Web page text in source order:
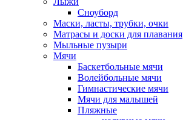
Сноуборд
Маски, ласты, трубки, очки
Матрасы и доски для плавания
Мыльные пузыри
Мячи
Баскетбольные мячи
Волейбольные мячи
Гимнастические мячи
Мячи для малышей
Пляжные